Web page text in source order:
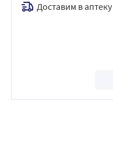
Доставим в аптеку